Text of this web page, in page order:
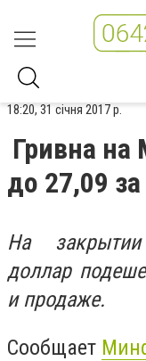
18:20, 31 січня 2017 р.
Гривна на
до 27,09
На
доллар
и продаже.
Сообщает